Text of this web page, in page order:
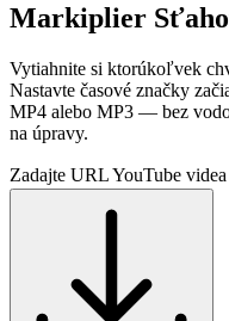
Markiplier
Vytiahnite si ktorúkoľvek
Nastavte časové značky
MP4 alebo MP3 — bez
na úpravy.
Zadajte URL YouTube videa